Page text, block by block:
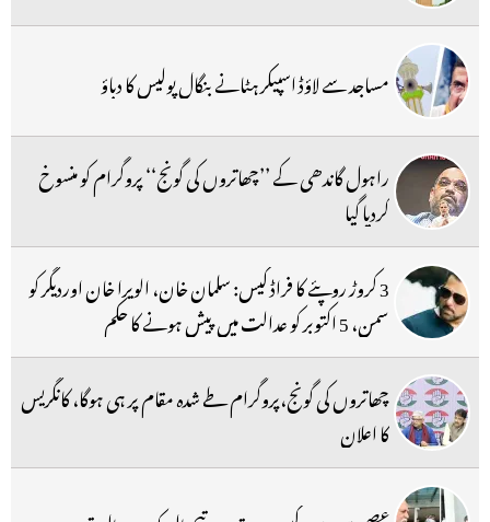
مساجد سے لاؤڈ اسپیکر ہٹانے بنگال پولیس کا دباؤ
راہول گاندھی کے ’’چھاتروں کی گونج‘‘ پروگرام کو منسوخ
کردیا گیا
3 کروڑ روپئے کا فراڈ کیس: سلمان خان، الویرا خان اوردیگر کو
سمن، 5 اکتوبر کو عدالت میں پیش ہونے کا حکم
چھاتروں کی گونج،پروگرام طے شدہ مقام پر ہی ہوگا، کانگریس
کا اعلان